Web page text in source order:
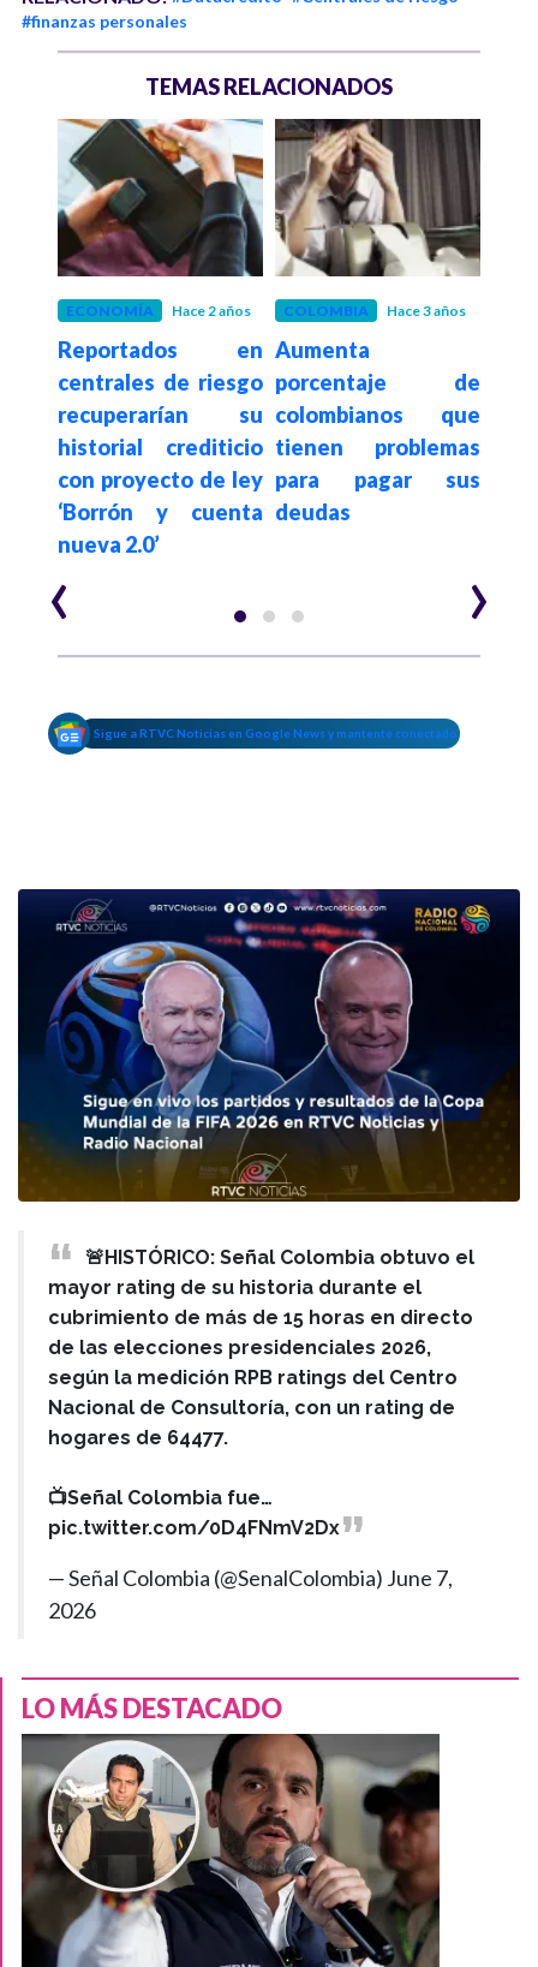
#finanzas personales
TEMAS RELACIONADOS
ECONOMÍA Hace 2 años
Reportados en
centrales de riesgo
recuperarían su
historial crediticio
con proyecto de ley
‘Borrón y cuenta
nueva 2.0’
COLOMBIA Hace 3 años
Aumenta
porcentaje de
colombianos que
tienen problemas
para pagar sus
deudas
‹ ›
Sigue a RTVC Noticias en Google News y mantente conectado
🚨HISTÓRICO: Señal Colombia obtuvo el
mayor rating de su historia durante el
cubrimiento de más de 15 horas en directo
de las elecciones presidenciales 2026,
según la medición RPB ratings del Centro
Nacional de Consultoría, con un rating de
hogares de 64477.
📺Señal Colombia fue…
pic.twitter.com/0D4FNmV2Dx
— Señal Colombia (@SenalColombia) June 7,
2026
LO MÁS DESTACADO